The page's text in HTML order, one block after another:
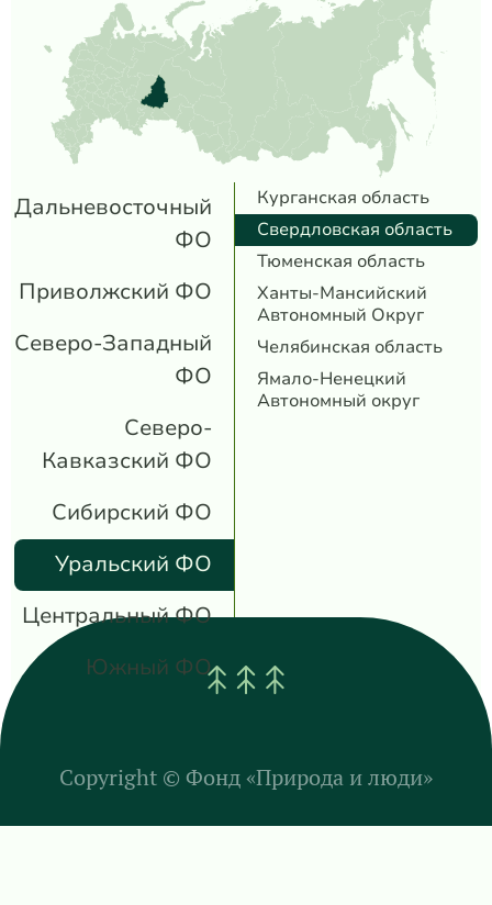
Дальневосточный
ФО
Приволжский ФО
Северо-Западный
ФО
Северо-
Кавказский ФО
Сибирский ФО
Уральский ФО
Центральный ФО
Южный ФО
Курганская область
Свердловская область
Тюменская область
Ханты-Мансийский
Автономный Округ
Челябинская область
Ямало-Ненецкий
Автономный округ
Copyright © Фонд «Природа и люди»